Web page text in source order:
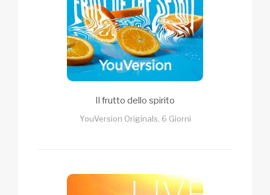
Il frutto dello spirito
YouVersion Originals, 6 Giorni